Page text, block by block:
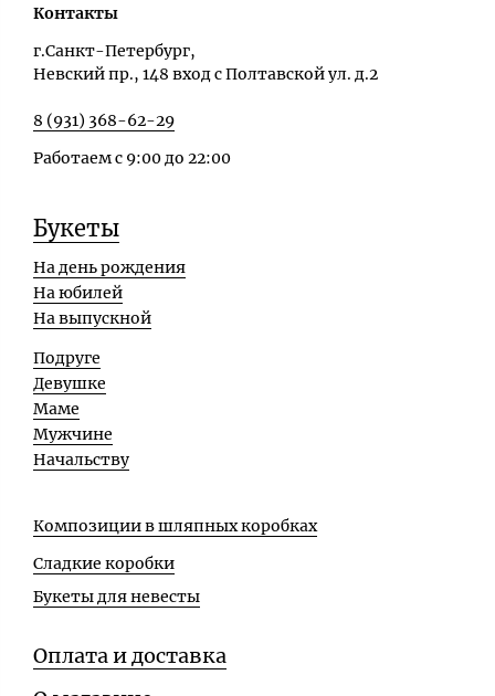
Контакты
г.Санкт-Петербург,
Невский пр., 148 вход с Полтавской ул. д.2
8 (931) 368-62-29
Работаем с 9:00 до 22:00
Букеты
На день рождения
На юбилей
На выпускной
Подруге
Девушке
Маме
Мужчине
Начальству
Композиции в шляпных коробках
Сладкие коробки
Букеты для невесты
Оплата и доставка